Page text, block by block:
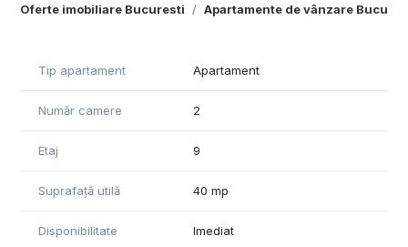
Oferte imobiliare Bucuresti Apartamente de vânzare
Proximitati. ASE vis-a-vis, metrou Romana jos la scara, statii
oftalmologie, etc.
Pentru mai multe oferte accesați www.brasadas.com.
Tip apartament Apartament
Număr camere 2
Etaj 9
Suprafață utilă 40 mp
Disponibilitate Imediat